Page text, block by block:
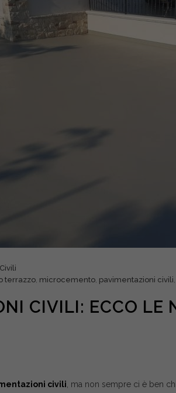
terrazzo, microcemento, pavimentazioni civili,
CIVILI: ECCO LE
civili , ma non sempre ci è ben